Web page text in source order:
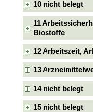
10 nicht belegt
11
Biostoffe
12 Arbeitszeit,
13
14 nicht belegt
15 nicht belegt